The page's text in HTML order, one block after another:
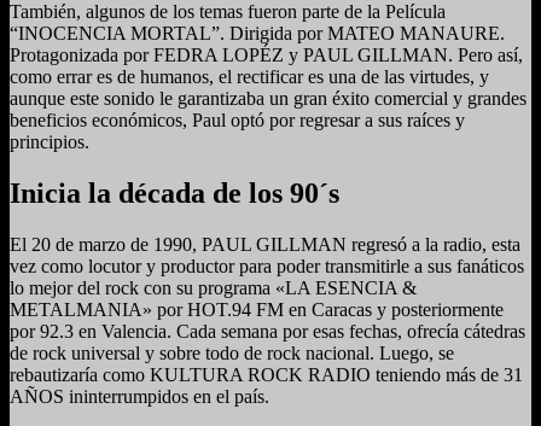
También, algunos de los temas fueron parte de la Película
“INOCENCIA MORTAL”. Dirigida por MATEO MANAURE.
Protagonizada por FEDRA LOPÉZ y PAUL GILLMAN. Pero así,
como errar es de humanos, el rectificar es una de las virtudes, y
aunque este sonido le garantizaba un gran éxito comercial y grandes
beneficios económicos, Paul optó por regresar a sus raíces y
principios.
Inicia la década de los 90´s
El 20 de marzo de 1990, PAUL GILLMAN regresó a la radio, esta
vez como locutor y productor para poder transmitirle a sus fanáticos
lo mejor del rock con su programa «LA ESENCIA &
METALMANIA» por HOT.94 FM en Caracas y posteriormente
por 92.3 en Valencia. Cada semana por esas fechas, ofrecía cátedras
de rock universal y sobre todo de rock nacional. Luego, se
rebautizaría como KULTURA ROCK RADIO teniendo más de 31
AÑOS ininterrumpidos en el país.